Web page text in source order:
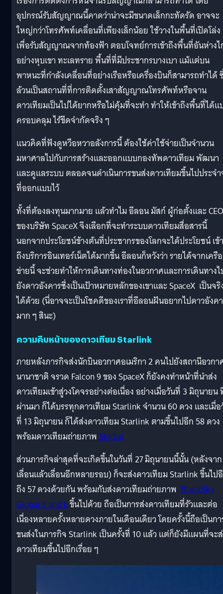
อุปกรณ์รับสัญญาณนี้คาดว่าน่าจะมีขนาดเล็กกะทัดรัด อาจจะ
ใหญ่กว่าโทรศัพท์เคลื่อนที่เพียงเล็กน้อย ใช้วางในพื้นที่เปิดโล่ง
เพื่อรับสัญญาณจากท้องฟ้า ตอบโจทย์การเข้าถึงพื้นที่อันห่าง
อย่างหุบเขา ทะเลทราย พื้นที่ที่มีประชากรบางเบา แม้แต่บน
พาหนะที่กำลังเคลื่อนที่อย่างเรือหรือเครื่องบินก็สามารถทำได้
ล้วนเป็นสถานที่ที่การติดตั้งเสาสัญญาณโทรศัพท์หรือจาน
ดาวเทียมเป็นไปได้ยากหรือไม่คุ้มที่จะทำ ทำให้เข้าถึงพื้นที่ได้แ
ครอบคลุม ไร้ขีดจำกัดจริง ๆ
แนวคิดที่ฟังดูหวือหวาอลังการนี้ ต้องใช้ค่าใช้จ่ายเป็นจำนวน
มหาศาลไปกับการสร้างและออกแบบกองทัพดาวเทียม พัฒนา
และดูแลระบบ ตลอดจนดำเนินการขนส่งดาวเทียมขึ้นไปประจ
ที่ออกแบบไว้
ทั้งที่ต้องลงทุนมากมาย แล้วทำไม อีลอน มัสก์ ผู้ก่อตั้งและ CEO
ของบริษัท SpaceX จึงเลือกที่จะทำระบบดาวเทียมสื่อสารนี้
นอกจากประโยชน์ข้างต้นที่ประชากรของโลกจะได้ประโยชน์ เข้า
ถึงบริการอินเทอร์เน็ตได้มากขึ้น อีลอนก็หวังว่า รายได้จากเครือ
ข่ายนี้ จะช่วยทำให้การเดินทางท่องในอวกาศและการเดินทาง
ยังดาวอังคารซึ่งเป็นเป้าหมายหลักของเขาและ SpaceX เป็นจริ
ได้ด้วย (นี่อาจจะเป็นโชคดีของเราที่อีลอนฝันอยากไปดาวอังค
มาก ๆ สินะ)
ความคืบหน้าของดาวเทียม Starlink
ภายหลังภารกิจส่งนักบินอวกาศอเมริกา 2 คนไปยังสถานีอวกา
นานาชาติ จรวด Falcon 9 ของ SpaceX ก็ยังคงทำหน้าที่นำส่ง
ดาวเทียมเข้าสู่วงโคจรอย่างต่อเนื่อง อย่างเมื่อวันที่ 3 มิถุนายน
ผ่านมา ก็ได้บรรทุกดาวเทียม Starlink จำนวน 60 ดวง และเมื่
ที่ 13 มิถุนายน ก็ได้ส่งดาวเทียม Starlink ตามขึ้นไปอีก 58 ดวง
พร้อมดาวเทียมถ่ายภาพSkySat
ส่วนภารกิจล่าสุดที่จะเกิดขึ้นในวันที่ 27 มิถุนายนนี้นั้น (หลังจาก
เลื่อนแล้วเลื่อนอีกหลายรอบ) ก็จะส่งดาวเทียม Starlink ขึ้นไป
ถึง 57 ดวงด้วยกัน พร้อมกับส่งดาวเทียมถ่ายภาพ BlackSky
Global 5 and 6ขึ้นไปด้วย ถือเป็นการส่งดาวเทียมที่รัวและต่อ
เนื่องหลายครั้งหลายดวงภายในเดือนเดียว โดยครั้งนี้ถือเป็นก
ขนส่งในภารกิจ Starlink เป็นครั้งที่ 10 แล้ว แต่ก็ยังมีแผนที่จะ
ดาวเทียมขึ้นไปอีกเรื่อย ๆ